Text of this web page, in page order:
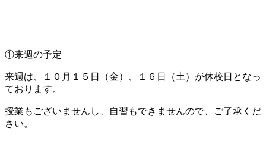
①来週の予定
来週は、１０月１５日（金）、１６日（土）が休校日となっ
ております。
授業もございませんし、自習もできませんので、ご了承くだ
さい。